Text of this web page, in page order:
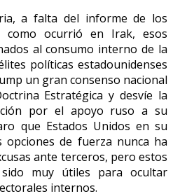
a falta del informe de los
como ocurrió en Irak, esos
al consumo interno de la
políticas estadounidenses
un gran consenso nacional
Estratégica y desvíe la
por el apoyo ruso a su
que Estados Unidos en su
de fuerza nunca ha
ante terceros, pero estos
muy útiles para ocultar
internos.